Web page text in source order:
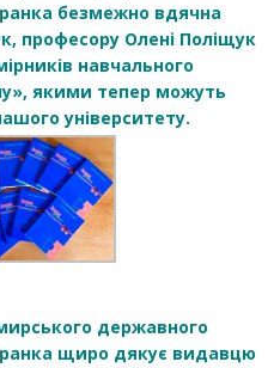
безмежно вдячна
професору Олені Поліщук
навчального
якими тепер можуть
університету.
державного
щиро дякує видавцю